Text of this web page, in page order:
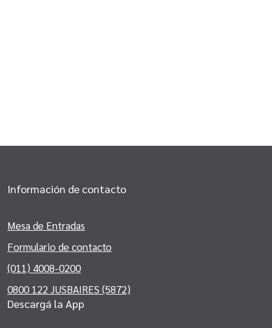
Información de contacto
Mesa de Entradas
Formulario de contacto
(011) 4008-0200
0800 122 JUSBAIRES (5872)
Descargá la App